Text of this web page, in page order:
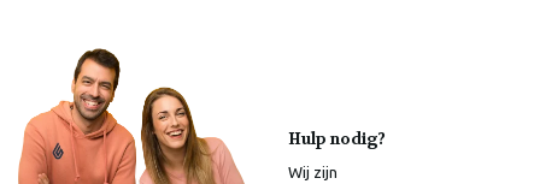
Hulp nodig?
Wij zijn